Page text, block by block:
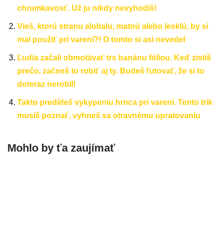
chrumkavosť. Už ju nikdy nevyhodíš!
Vieš, ktorú stranu alobalu, matnú alebo lesklú, by si
mal použiť pri varení?! O tomto si asi nevedel
Ľudia začali obmotávať trs banánu fóliou. Keď zistíš
prečo, začneš to robiť aj ty. Budeš ľutovať, že si to
doteraz nerobil!
Takto predídeš vykypeniu hrnca pri varení. Tento trik
musíš poznať, vyhneš sa otravnému upratovaniu
Mohlo by ťa zaujímať